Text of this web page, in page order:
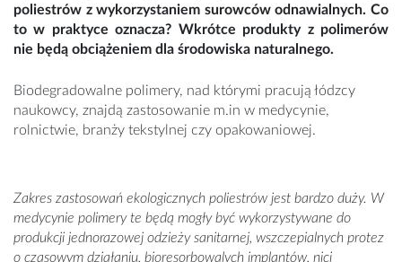
poliestrów z wykorzystaniem surowców odnawialnych. Co
to w praktyce oznacza? Wkrótce produkty z polimerów
nie będą obciążeniem dla środowiska naturalnego.
Biodegradowalne polimery, nad którymi pracują łódzcy
naukowcy, znajdą zastosowanie m.in w medycynie,
rolnictwie, branży tekstylnej czy opakowaniowej.
Zakres zastosowań ekologicznych poliestrów jest bardzo duży. W
medycynie polimery te będą mogły być wykorzystywane do
produkcji jednorazowej odzieży sanitarnej, wszczepialnych protez
o czasowym działaniu, bioresorbowalych implantów, nici